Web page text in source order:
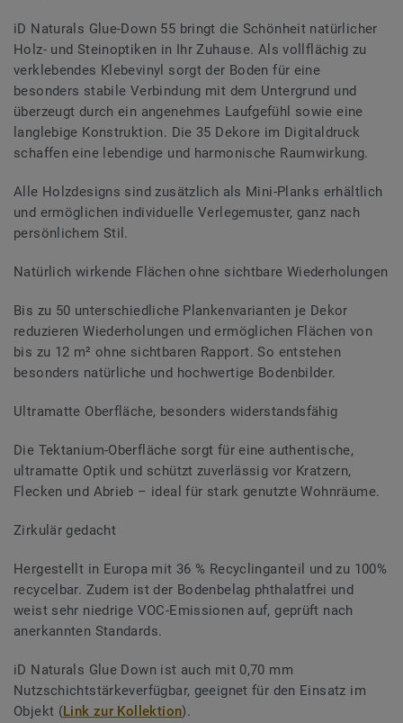
iD Naturals Glue-Down 55 bringt die Schönheit natürlicher
Holz- und Steinoptiken in Ihr Zuhause. Als vollflächig zu
verklebendes Klebevinyl sorgt der Boden für eine
besonders stabile Verbindung mit dem Untergrund und
überzeugt durch ein angenehmes Laufgefühl sowie eine
langlebige Konstruktion. Die 35 Dekore im Digitaldruck
schaffen eine lebendige und harmonische Raumwirkung.
Alle Holzdesigns sind zusätzlich als Mini-Planks erhältlich
und ermöglichen individuelle Verlegemuster, ganz nach
persönlichem Stil.
Natürlich wirkende Flächen ohne sichtbare Wiederholungen
Bis zu 50 unterschiedliche Plankenvarianten je Dekor
reduzieren Wiederholungen und ermöglichen Flächen von
bis zu 12 m² ohne sichtbaren Rapport. So entstehen
besonders natürliche und hochwertige Bodenbilder.
Ultramatte Oberfläche, besonders widerstandsfähig
Die Tektanium-Oberfläche sorgt für eine authentische,
ultramatte Optik und schützt zuverlässig vor Kratzern,
Flecken und Abrieb – ideal für stark genutzte Wohnräume.
Zirkulär gedacht
Hergestellt in Europa mit 36 % Recyclinganteil und zu 100%
recycelbar. Zudem ist der Bodenbelag phthalatfrei und
weist sehr niedrige VOC-Emissionen auf, geprüft nach
anerkannten Standards.
iD Naturals Glue Down ist auch mit 0,70 mm
Nutzschichtstärkeverfügbar, geeignet für den Einsatz im
Objekt (Link zur Kollektion).